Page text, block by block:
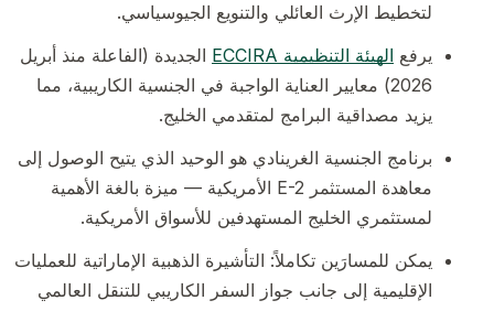
لتخطيط الإرث العائلي والتنويع الجيوسياسي.
يرفعالهيئة التنظيمية ECCIRA
الجديدة (الفاعلة منذ أبريل
2026) معايير العناية الواجبة في الجنسية الكاريبية، مما
يزيد مصداقية البرامج لمتقدمي الخليج.
برنامج الجنسية الغرينادي هو الوحيد الذي يتيح الوصول إلى
معاهدة المستثمر E-2 الأمريكية — ميزة بالغة الأهمية
لمستثمري الخليج المستهدفين للأسواق الأمريكية.
يمكن للمسارَين تكاملاً: التأشيرة الذهبية الإماراتية للعمليات
الإقليمية إلى جانب جواز السفر الكاريبي للتنقل العالمي